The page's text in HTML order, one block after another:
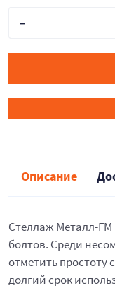
Описание
Стеллаж Металл-
болтов. Среди
отметить простоту
долгий срок